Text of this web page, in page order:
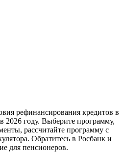
рефинансирования кредитов в
2026 году. Выберите программу,
рассчитайте программу с
Обратитесь в Росбанк и
для пенсионеров.